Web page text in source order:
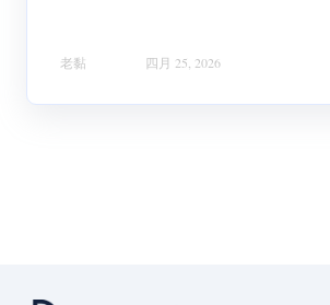
老黏 四月 25, 2026